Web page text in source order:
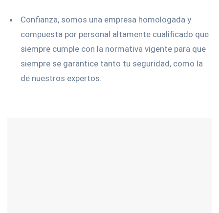
Confianza, somos una empresa homologada y
compuesta por personal altamente cualificado que
siempre cumple con la normativa vigente para que
siempre se garantice tanto tu seguridad, como la
de nuestros expertos.